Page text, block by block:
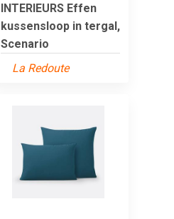
INTERIEURS Effen
kussensloop in tergal,
Scenario
La Redoute